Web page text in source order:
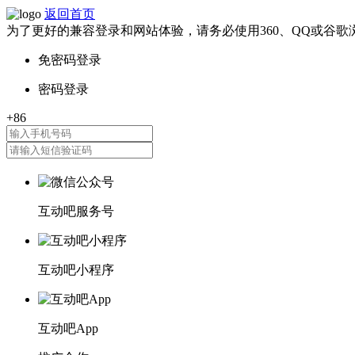
返回首页
为了更好的兼容登录和网站体验，请务必使用360、QQ或谷歌
互动吧服务号
互动吧小程序
互动吧App